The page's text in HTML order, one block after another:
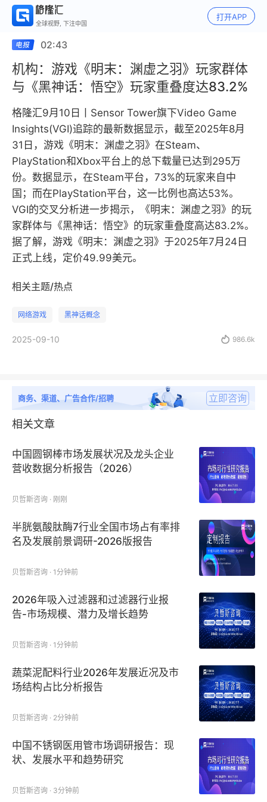
全球视野, 下注中国
打开APP
02:43
机构：游戏《明末：渊虚之羽》玩家群体
与《黑神话：悟空》玩家重叠度达83.2%
格隆汇9月10日丨Sensor Tower旗下Video Game
Insights(VGI)追踪的最新数据显示，截至2025年8月
31日，游戏《明末：渊虚之羽》在Steam、
PlayStation和Xbox平台上的总下载量已达到295万
份。数据显示，在Steam平台，73%的玩家来自中
国；而在PlayStation平台，这一比例也高达53%。
VGI的交叉分析进一步揭示，《明末：渊虚之羽》的玩
家群体与《黑神话：悟空》的玩家重叠度高达83.2%。
据了解，游戏《明末：渊虚之羽》于2025年7月24日
正式上线，定价49.99美元。
相关主题/热点
网络游戏 黑神话概念
2025-09-10  986.6k
商务、渠道、广告合作/招聘 立即咨询
相关文章
中国圆钢棒市场发展状况及龙头企业
营收数据分析报告（2026）
贝哲斯咨询 · 刚刚
半胱氨酸肽酶7行业全国市场占有率排
名及发展前景调研-2026版报告
贝哲斯咨询 · 1分钟前
2026年吸入过滤器和过滤器行业报
告-市场规模、潜力及增长趋势
贝哲斯咨询 · 1分钟前
蔬菜泥配料行业2026年发展近况及市
场结构占比分析报告
贝哲斯咨询 · 2分钟前
中国不锈钢医用管市场调研报告：现
状、发展水平和趋势研究
贝哲斯咨询 · 3分钟前